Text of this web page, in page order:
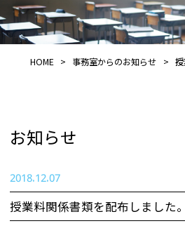
HOME > 事務室からのお知らせ >
お知らせ
2018.12.07
授業料関係書類を配布しました。